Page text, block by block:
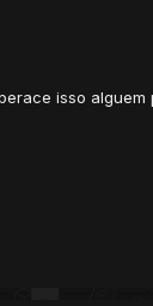
isso alguem